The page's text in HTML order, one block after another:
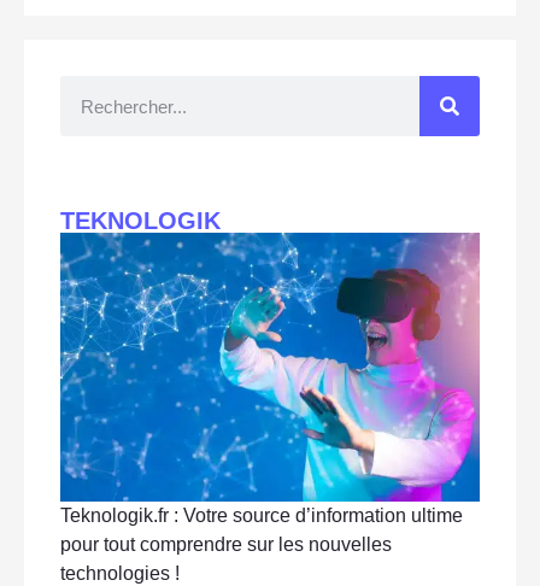
TEKNOLOGIK
Teknologik.fr : Votre source d’information ultime
pour tout comprendre sur les nouvelles
technologies !